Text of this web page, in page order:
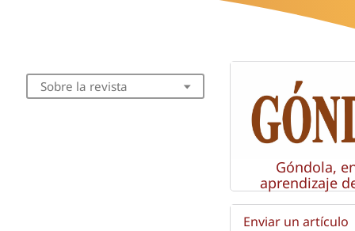
Sobre la revista
Góndola,
aprendizaje
Enviar un artículo